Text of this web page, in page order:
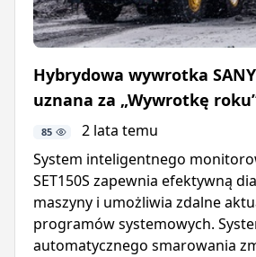
Hybrydowa wywrotka SANY
uznana za „Wywrotkę
85
2 lata temu
System inteligentnego
SET150S zapewnia efektywną
maszyny i umożliwia zdalne
programów systemowych.
automatycznego smarowania